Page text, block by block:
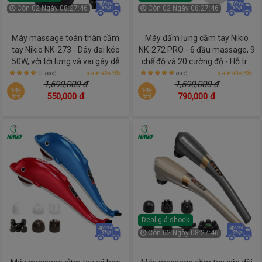
Còn 02 Ngày 08:27:45
Máy massage toàn thân cầm
tay Nikio NK-273 - Dây đai kéo
50W, với tới lưng và vai gáy dễ
(380) SHIP HỎA TỐC
1,690,000 đ
550,000 đ
Còn 02 Ngày 08:27:45
Máy đấm lưng cầm tay Nikio
NK-272 PRO - 6 đầu massage, 9
chế độ và 20 cường độ - Hỗ trợ
giảm đau nhức mỏi nhanh
chóng
(135) SHIP HỎA TỐC
1,590,000 đ
790,000 đ
Deal giá shock
Còn 02 Ngày 08:27:45